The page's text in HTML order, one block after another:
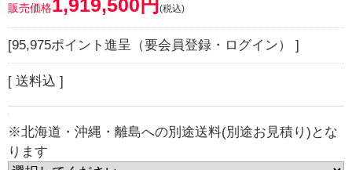
販売価格1,919,500円 (税込)
[95,975ポイント進呈（要会員登録・ログイン） ]
[ 送料込 ]
※北海道・沖縄・離島への別途送料(別途お見積り)とな
ります